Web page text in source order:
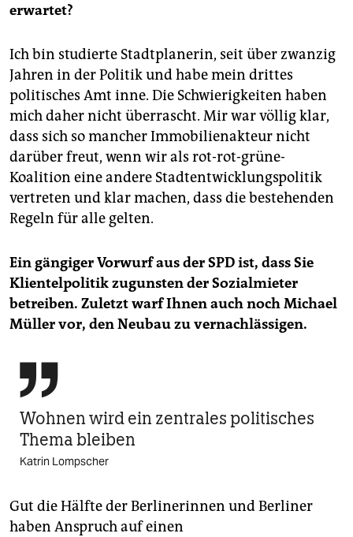
erwartet?
Ich bin studierte Stadtplanerin, seit über zwanzig
Jahren in der Politik und habe mein drittes
politisches Amt inne. Die Schwierigkeiten haben
mich daher nicht überrascht. Mir war völlig klar,
dass sich so mancher Immobilienakteur nicht
darüber freut, wenn wir als rot-rot-grüne-
Koalition eine andere Stadtentwicklungspolitik
vertreten und klar machen, dass die bestehenden
Regeln für alle gelten.
Ein gängiger Vorwurf aus der SPD ist, dass Sie
Klientelpolitik zugunsten der Sozialmieter
betreiben. Zuletzt warf Ihnen auch noch Michael
Müller vor, den Neubau zu vernachlässigen.

Wohnen wird ein zentrales politisches
Thema bleiben
Katrin Lompscher
Gut die Hälfte der Berlinerinnen und Berliner
haben Anspruch auf einen